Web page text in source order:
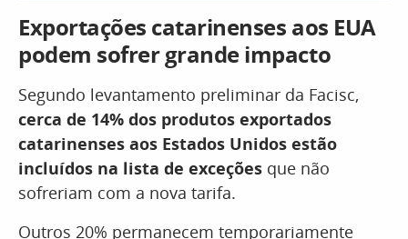
Exportações catarinenses aos EUA
podem sofrer grande impacto
Segundo levantamento preliminar da Facisc,
cerca de 14% dos produtos exportados
catarinenses aos Estados Unidos estão
incluídos na lista de exceções que não
sofreriam com a nova tarifa.
Outros 20% permanecem temporariamente